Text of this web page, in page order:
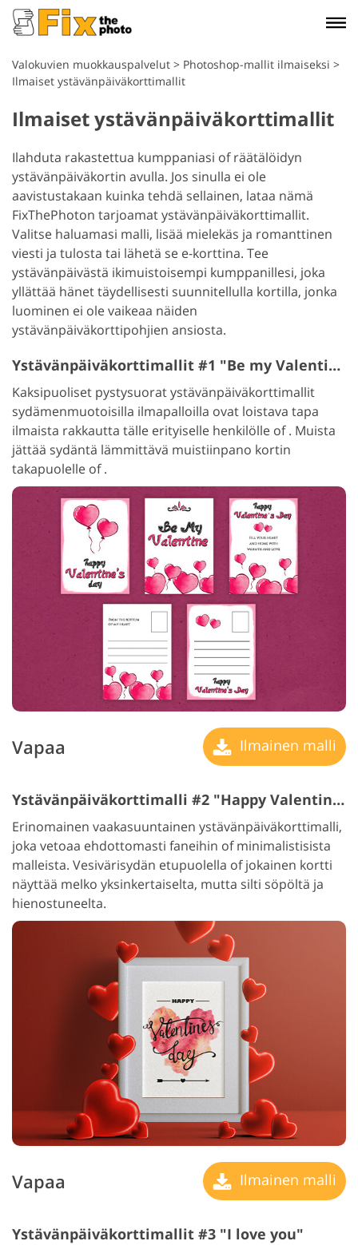
Valokuvien muokkauspalvelut > Photoshop-mallit ilmaiseksi >
Ilmaiset ystävänpäiväkorttimallit
Ilmaiset ystävänpäiväkorttimallit
Ilahduta rakastettua kumppaniasi of räätälöidyn
ystävänpäiväkortin avulla. Jos sinulla ei ole
aavistustakaan kuinka tehdä sellainen, lataa nämä
FixThePhoton tarjoamat ystävänpäiväkorttimallit.
Valitse haluamasi malli, lisää mielekäs ja romanttinen
viesti ja tulosta tai lähetä se e-korttina. Tee
ystävänpäivästä ikimuistoisempi kumppanillesi, joka
yllättää hänet täydellisesti suunnitellulla kortilla, jonka
luominen ei ole vaikeaa näiden
ystävänpäiväkorttipohjien ansiosta.
Ystävänpäiväkorttimallit #1 "Be my Valentine"
Kaksipuoliset pystysuorat ystävänpäiväkorttimallit
sydämenmuotoisilla ilmapalloilla ovat loistava tapa
ilmaista rakkautta tälle erityiselle henkilölle of . Muista
jättää sydäntä lämmittävä muistiinpano kortin
takapuolelle of .
Vapaa Ilmainen malli
Ystävänpäiväkorttimalli #2 "Happy Valentine"s Day"
Erinomainen vaakasuuntainen ystävänpäiväkorttimalli,
joka vetoaa ehdottomasti faneihin of minimalistisista
malleista. Vesivärisydän etupuolella of jokainen kortti
näyttää melko yksinkertaiselta, mutta silti söpöltä ja
hienostuneelta.
Vapaa Ilmainen malli
Ystävänpäiväkorttimallit #3 "I love you"